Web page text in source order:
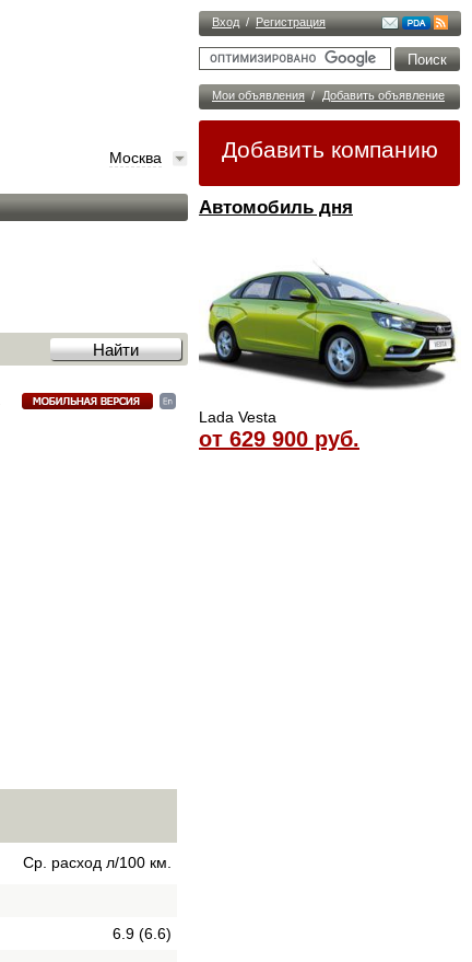
Вход / Регистрация
Мои объявления / Добавить объявление
Добавить компанию
Автомобиль дня
Lada Vesta
от 629 900 руб.
Москва
Ср. расход л/100 км.
6.9 (6.6)